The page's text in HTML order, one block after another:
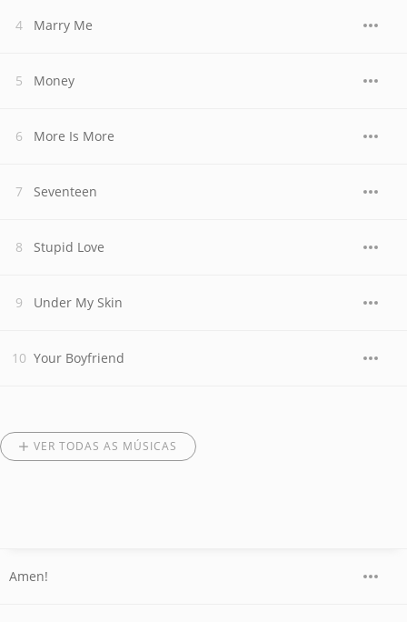
Marry Me
Money
More Is More
Seventeen
Stupid Love
Under My Skin
Your Boyfriend
VER TODAS AS MÚSICAS
Amen!